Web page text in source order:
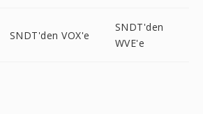
SNDT'den VOX'e
SNDT'den
WVE'e